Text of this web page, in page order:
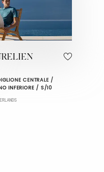
CENTRALE /
INFERIORE / S/10